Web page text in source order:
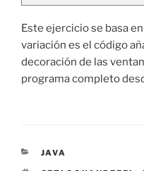
Este ejercicio se basa
variación es el código
decoración de las
programa completo
CATEGORÍAS
JAVA